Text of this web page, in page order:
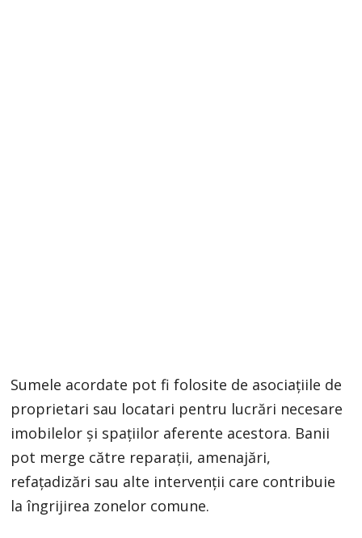
Sumele acordate pot fi folosite de asociațiile de
proprietari sau locatari pentru lucrări necesare
imobilelor și spațiilor aferente acestora. Banii
pot merge către reparații, amenajări,
refațadizări sau alte intervenții care contribuie
la îngrijirea zonelor comune.